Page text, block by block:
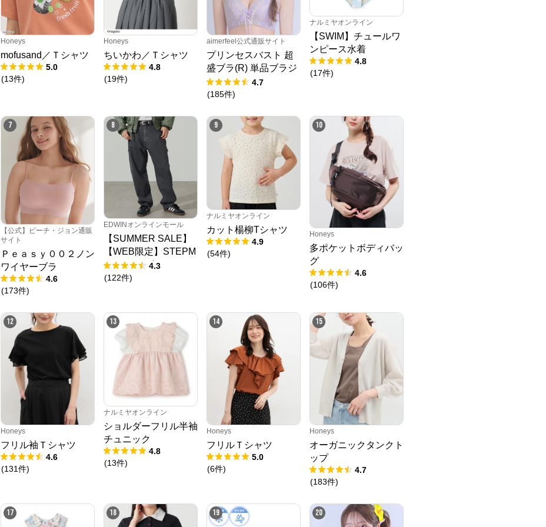
Honeys
mofusand／Ｔシャツ
5.0
(13件)
Honeys
ちいかわ／Ｔシャツ
4.8
(19件)
aimerfeel公式通販サイト
プリンセスバスト 超
盛ブラ(R) 単品ブラジ
ャー
4.7
(185件)
ナルミヤオンライン
【SWIM】チュールワ
ンピース水着
4.8
(17件)
7
【公式】ピーチ・ジョン通販
サイト
Ｐｅａｓｙ００２ノン
ワイヤーブラ
4.6
(173件)
8
EDWINオンラインモール
【SUMMER SALE】
【WEB限定】STEPM
ARK ルーズペインタ
ーパンツ
4.3
(122件)
9
ナルミヤオンライン
カット楊柳Tシャツ
4.9
(54件)
10
Honeys
多ポケットボディバッ
グ
4.6
(106件)
12
Honeys
フリル袖Ｔシャツ
4.6
(131件)
13
ナルミヤオンライン
ショルダーフリル半袖
チュニック
4.8
(13件)
14
Honeys
フリルＴシャツ
5.0
(6件)
15
Honeys
オーガニックタンクト
ップ
4.7
(183件)
17 18 19 20